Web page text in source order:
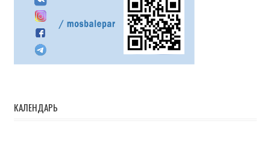
КАЛЕНДАРЬ